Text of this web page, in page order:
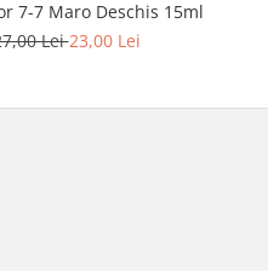
7-7 Maro Deschis 15ml
Lei23,00 Lei